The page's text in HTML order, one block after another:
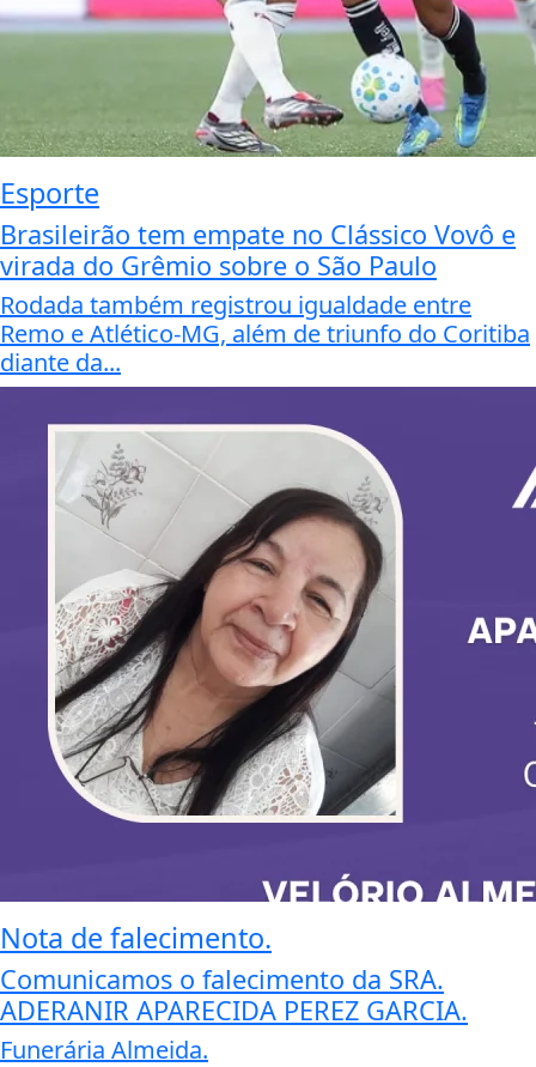
Esporte
Brasileirão tem empate no Clássico Vovô e
virada do Grêmio sobre o São Paulo
Rodada também registrou igualdade entre
Remo e Atlético-MG, além de triunfo do Coritiba
diante da...
Nota de falecimento.
Comunicamos o falecimento da SRA.
ADERANIR APARECIDA PEREZ GARCIA.
Funerária Almeida.